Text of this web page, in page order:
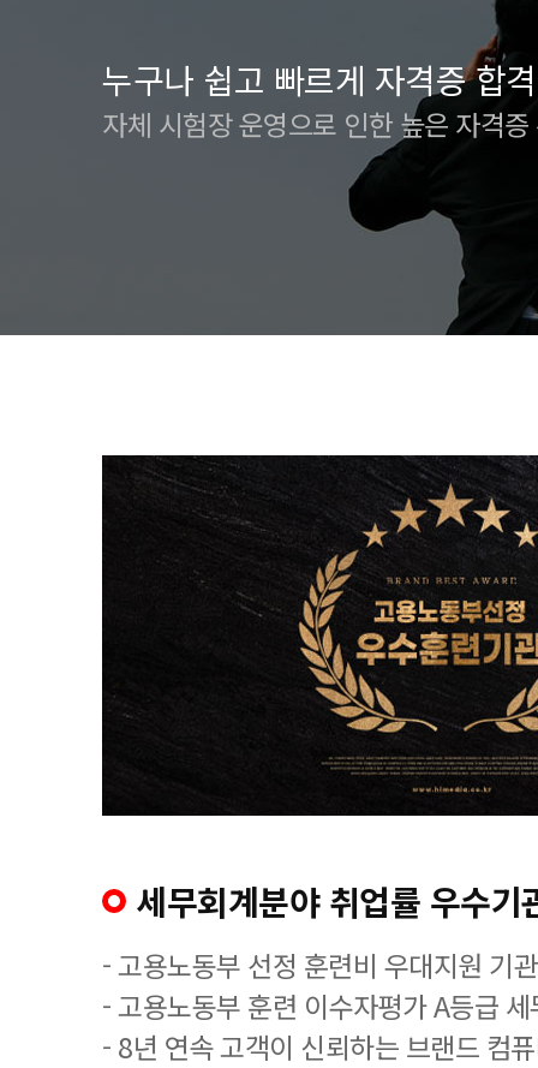
누구나 쉽고 빠르게 자격증 합
자체 시험장 운영으로 인한 높은 자격
세무회계분야 취업률 우수기
- 고용노동부 선정 훈련비 우대지원 기관
- 고용노동부 훈련 이수자평가 A등급
- 8년 연속 고객이 신뢰하는 브랜드 컴